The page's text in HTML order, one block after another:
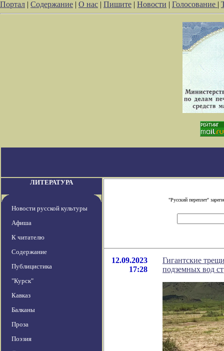
Портал | Содержание | О нас | Пишите | Новости | Голосование |
ЛИТЕРАТУРА
Новости русской культуры
Афиша
К читателю
Содержание
Публицистика
"Курск"
Кавказ
Балканы
Проза
Поэзия
"Русский переплет"
12.09.2023
17:28
Гигантские
подземных вод